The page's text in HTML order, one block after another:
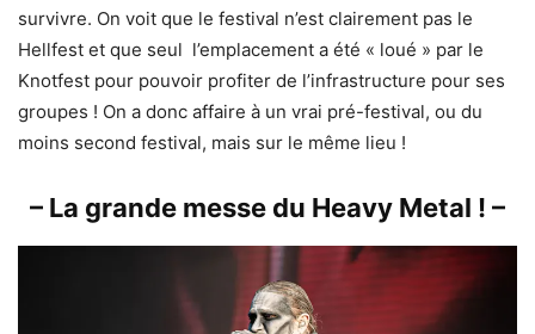
survivre. On voit que le festival n’est clairement pas le
Hellfest et que seul l’emplacement a été « loué » par le
Knotfest pour pouvoir profiter de l’infrastructure pour ses
groupes ! On a donc affaire à un vrai pré-festival, ou du
moins second festival, mais sur le même lieu !
– La grande messe du Heavy Metal ! –